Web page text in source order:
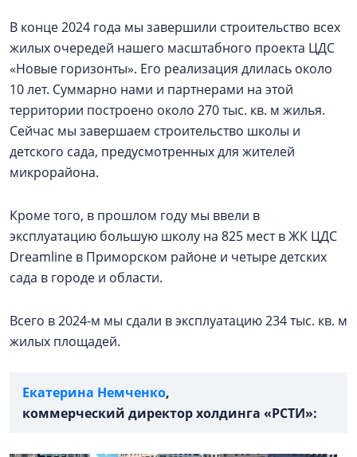
В конце 2024 года мы завершили строительство всех
жилых очередей нашего масштабного проекта ЦДС
«Новые горизонты». Его реализация длилась около
10 лет. Суммарно нами и партнерами на этой
территории построено около 270 тыс. кв. м жилья.
Сейчас мы завершаем строительство школы и
детского сада, предусмотренных для жителей
микрорайона.
Кроме того, в прошлом году мы ввели в
эксплуатацию большую школу на 825 мест в ЖК ЦДС
Dreamline в Приморском районе и четыре детских
сада в городе и области.
Всего в 2024-м мы сдали в эксплуатацию 234 тыс. кв. м
жилых площадей.
Екатерина Немченко,
коммерческий директор холдинга «РСТИ»: